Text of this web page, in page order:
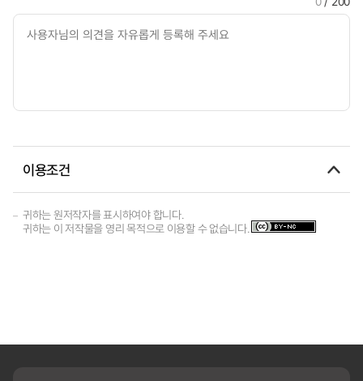
이용조건
귀하는 원저작자를 표시하여야 합니다.
귀하는 이 저작물을 영리 목적으로 이용할 수 없습니다.